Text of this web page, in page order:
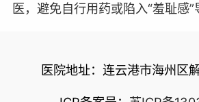
医，避免自行用药或陷入“羞耻感”
医院地址：连云港市海州区